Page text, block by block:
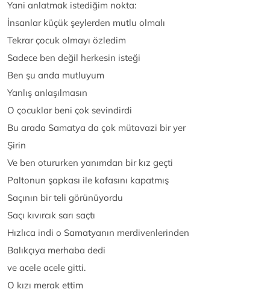
Yani anlatmak istediğim nokta:
İnsanlar küçük şeylerden mutlu olmalı
Tekrar çocuk olmayı özledim
Sadece ben değil herkesin isteği
Ben şu anda mutluyum
Yanlış anlaşılmasın
O çocuklar beni çok sevindirdi
Bu arada Samatya da çok mütavazi bir yer
Şirin
Ve ben otururken yanımdan bir kız geçti
Paltonun şapkası ile kafasını kapatmış
Saçının bir teli görünüyordu
Saçı kıvırcık sarı saçtı
Hızlıca indi o Samatyanın merdivenlerinden
Balıkçıya merhaba dedi
ve acele acele gitti.
O kızı merak ettim